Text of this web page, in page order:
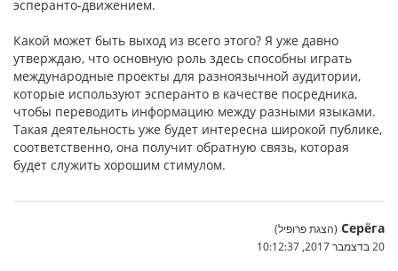
эсперанто-движением.
Какой может быть выход из всего этого? Я уже давно
утверждаю, что основную роль здесь способны играть
международные проекты для разноязычной аудитории,
которые используют эсперанто в качестве посредника,
чтобы переводить информацию между разными языками.
Такая деятельность уже будет интересна широкой публике,
соответственно, она получит обратную связь, которая
будет служить хорошим стимулом.
Серёга (הצגת פרופיל)
20 בדצמבר 2017, 10:12:37